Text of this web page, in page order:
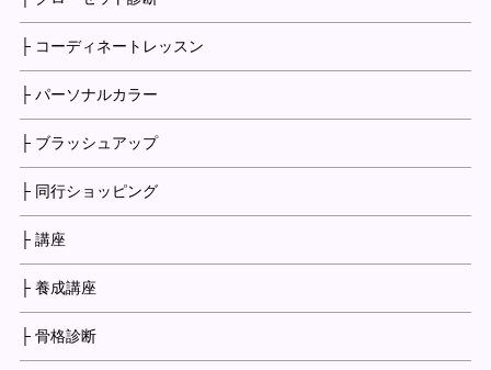
├ コーディネートレッスン
├ パーソナルカラー
├ ブラッシュアップ
├ 同行ショッピング
├ 講座
├ 養成講座
├ 骨格診断